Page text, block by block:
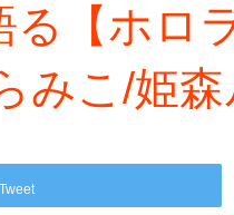
る【ホロ
みこ/姫
Tweet